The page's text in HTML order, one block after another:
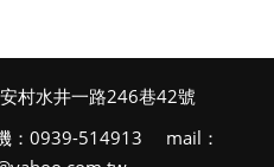
村水井一路246巷42號
：0939-514913 mail：